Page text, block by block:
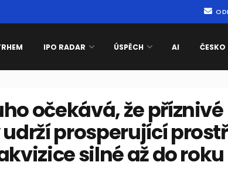
IPO RADAR ÚSPĚCH AI ČESKO
očekává, že příznivé
prosperující
silné až do roku